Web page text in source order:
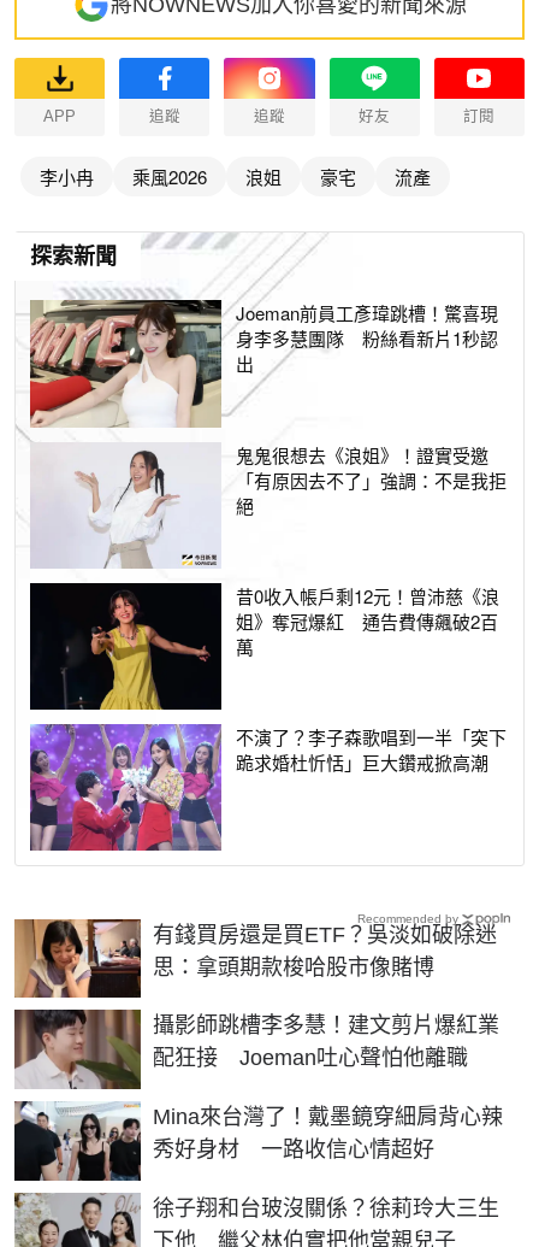
APP 追蹤 追蹤 好友 訂閱
李小冉 乘風2026 浪姐 豪宅 流產
探索新聞
Joeman前員工彥瑋跳槽！驚喜現
身李多慧團隊 粉絲看新片1秒認
出
鬼鬼很想去《浪姐》！證實受邀
「有原因去不了」強調：不是我拒
絕
昔0收入帳戶剩12元！曾沛慈《浪
姐》奪冠爆紅 通告費傳飆破2百
萬
不演了？李子森歌唱到一半「突下
跪求婚杜忻恬」巨大鑽戒掀高潮
有錢買房還是買ETF？吳淡如破除迷
思：拿頭期款梭哈股市像賭博
攝影師跳槽李多慧！建文剪片爆紅業
配狂接 Joeman吐心聲怕他離職
Mina來台灣了！戴墨鏡穿細肩背心辣
秀好身材 一路收信心情超好
徐子翔和台玻沒關係？徐莉玲大三生
下他 繼父林伯實把他當親兒子
Recommended by